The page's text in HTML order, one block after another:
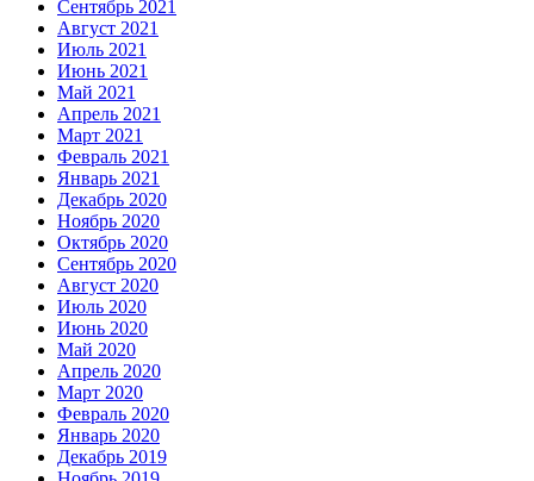
Сентябрь 2021
Август 2021
Июль 2021
Июнь 2021
Май 2021
Апрель 2021
Март 2021
Февраль 2021
Январь 2021
Декабрь 2020
Ноябрь 2020
Октябрь 2020
Сентябрь 2020
Август 2020
Июль 2020
Июнь 2020
Май 2020
Апрель 2020
Март 2020
Февраль 2020
Январь 2020
Декабрь 2019